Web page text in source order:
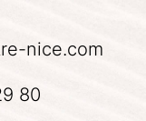
nice.com
80